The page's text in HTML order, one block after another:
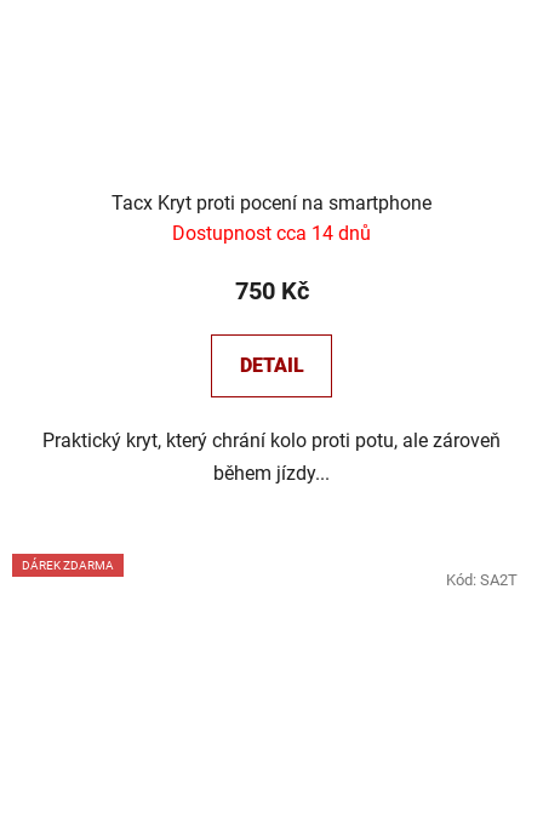
Tacx Kryt proti pocení na smartphone
Dostupnost cca 14 dnů
750 Kč
DETAIL
Praktický kryt, který chrání kolo proti potu, ale zároveň
během jízdy...
DÁREK ZDARMA
Kód: SA2T